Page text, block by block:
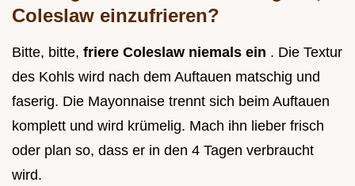
Coleslaw einzufrieren?
Bitte, bitte, friere Coleslaw niemals ein . Die Textur
des Kohls wird nach dem Auftauen matschig und
faserig. Die Mayonnaise trennt sich beim Auftauen
komplett und wird krümelig. Mach ihn lieber frisch
oder plan so, dass er in den 4 Tagen verbraucht
wird.